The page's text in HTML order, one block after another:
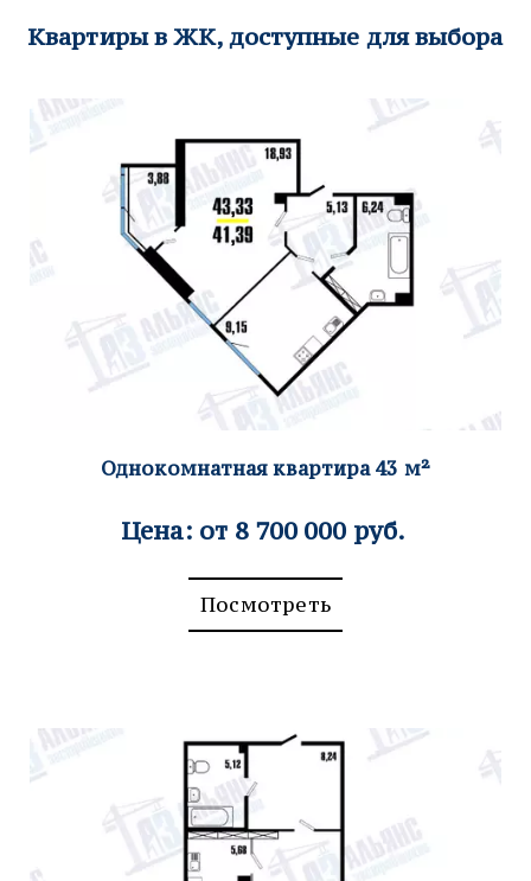
Квартиры в ЖК, доступные для выбора
Однокомнатная квартира 43 м²
Цена: от 8 700 000 руб.
Посмотреть